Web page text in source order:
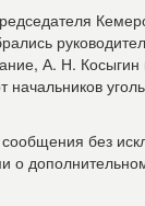
А. Н.
начальников
сообщения без
о